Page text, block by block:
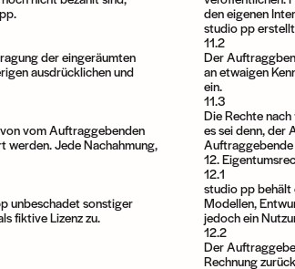
der eingeräumten
ausdrücklichen und
vom Auftraggebenden
Jede Nachahmung,
unbeschadet sonstiger
fiktive Lizenz zu.
den eigenen
studio pp
11.2
Der
an etwaigen
ein.
11.3
Die Rechte
es sei denn, der
12.
12.1
studio pp behält
Modellen,
jedoch ein
12.2
Der
Rechnung